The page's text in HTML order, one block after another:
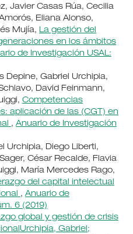
Javier Casas Rúa, Cecilia
Eliana Alonso,
Mujía, La gestión del
en los ámbitos
de Investigación USAL:
Depine, Gabriel Urchipia,
David Feinmann,
Competencias
aplicación de las (CGT) en
, Anuario de Investigación
Urchipia, Diego Liberti,
César Recalde, Flavia
María Mercedes Rago,
del capital intelectual
, Anuario de
6 (2019)
global y gestión de crisis
Gabriel;